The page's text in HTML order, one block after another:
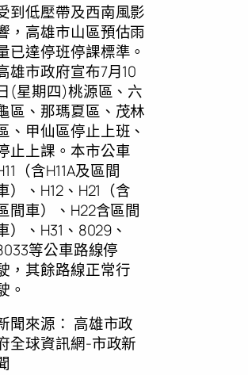
到低壓帶及西南風影
，高雄市山區預估雨
已達停班停課標準。
雄市政府宣布7月10
(星期四)桃源區、六
區、那瑪夏區、茂林
、甲仙區停止上班、
止上課。本市公車
（含H11A及區間
）、H12、H21（含
間車）、H22含區間
）、H31、8029、
等公車路線停
，其餘路線正常行
。
聞來源： 高雄市政
全球資訊網-市政新